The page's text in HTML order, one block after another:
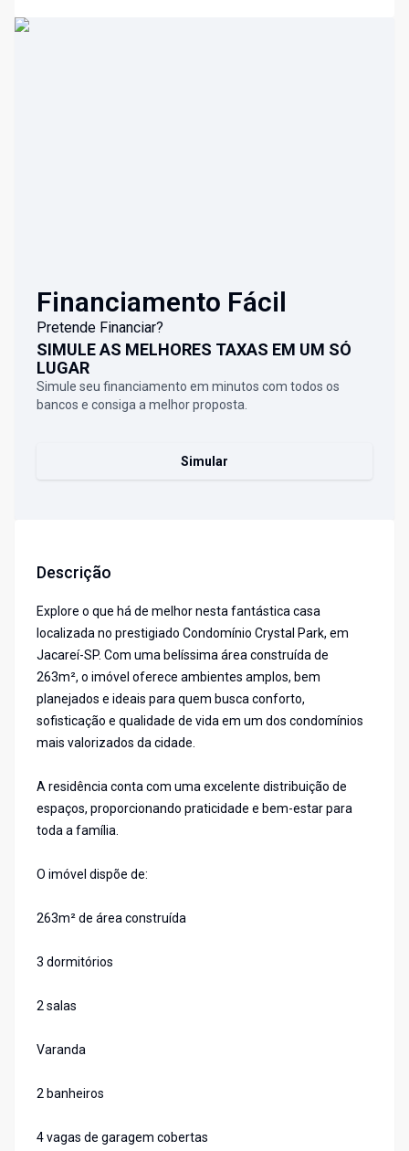
Financiamento Fácil
Pretende Financiar?
SIMULE AS MELHORES TAXAS EM UM SÓ
LUGAR
Simule seu financiamento em minutos com todos os
bancos e consiga a melhor proposta.
Simular
Descrição
Explore o que há de melhor nesta fantástica casa
localizada no prestigiado Condomínio Crystal Park, em
Jacareí-SP. Com uma belíssima área construída de
263m², o imóvel oferece ambientes amplos, bem
planejados e ideais para quem busca conforto,
sofisticação e qualidade de vida em um dos condomínios
mais valorizados da cidade.
A residência conta com uma excelente distribuição de
espaços, proporcionando praticidade e bem-estar para
toda a família.
O imóvel dispõe de:
263m² de área construída
3 dormitórios
2 salas
Varanda
2 banheiros
4 vagas de garagem cobertas